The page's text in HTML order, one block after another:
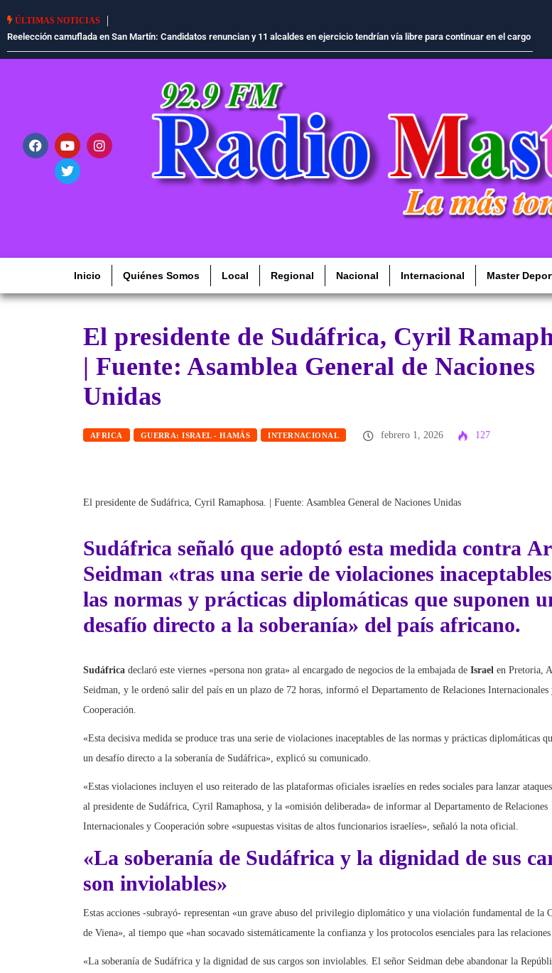
ÚLTIMAS NOTICIAS
¿Desde cuándo los feriados se moverían a los viernes? Esto respondió el ministro Elmer Cuba7
Inicio Quiénes Somos Local Regional Nacional Internacional Master
El presidente de Sudáfrica, Cyril
| Fuente: Asamblea General de Naciones
Unidas
AFRICA GUERRA: ISRAEL - HAMÁS INTERNACIONAL febrero 1, 2026 127
El presidente de Sudáfrica, Cyril Ramaphosa. | Fuente: Asamblea General de Naciones Unidas
Sudáfrica señaló que adoptó esta medida contra
Seidman «tras una serie de violaciones
las normas y prácticas diplomáticas que suponen
desafío directo a la soberanía» del país africano.
Sudáfrica declaró este viernes «persona non grata» al encargado de negocios de la embajada de Israel en Pretoria,
Seidman, y le ordenó salir del país en un plazo de 72 horas, informó el Departamento de Relaciones Internacionales
Cooperación.
«Esta decisiva medida se produce tras una serie de violaciones inaceptables de las normas y prácticas diplomáticas
un desafío directo a la soberanía de Sudáfrica», explicó su comunicado.
«Estas violaciones incluyen el uso reiterado de las plataformas oficiales israelíes en redes sociales para lanzar
al presidente de Sudáfrica, Cyril Ramaphosa, y la «omisión deliberada» de informar al Departamento de Relaciones
Internacionales y Cooperación sobre «supuestas visitas de altos funcionarios israelíes», señaló la nota oficial.
«La soberanía de Sudáfrica y la dignidad de sus
son inviolables»
Estas acciones -subrayó- representan «un grave abuso del privilegio diplomático y una violación fundamental de la
de Viena», al tiempo que «han socavado sistemáticamente la confianza y los protocolos esenciales para las
«La soberanía de Sudáfrica y la dignidad de sus cargos son inviolables. El señor Seidman debe abandonar la